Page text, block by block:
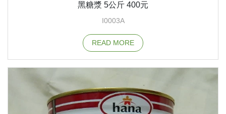
黑糖漿 5公斤 400元
I0003A
READ MORE